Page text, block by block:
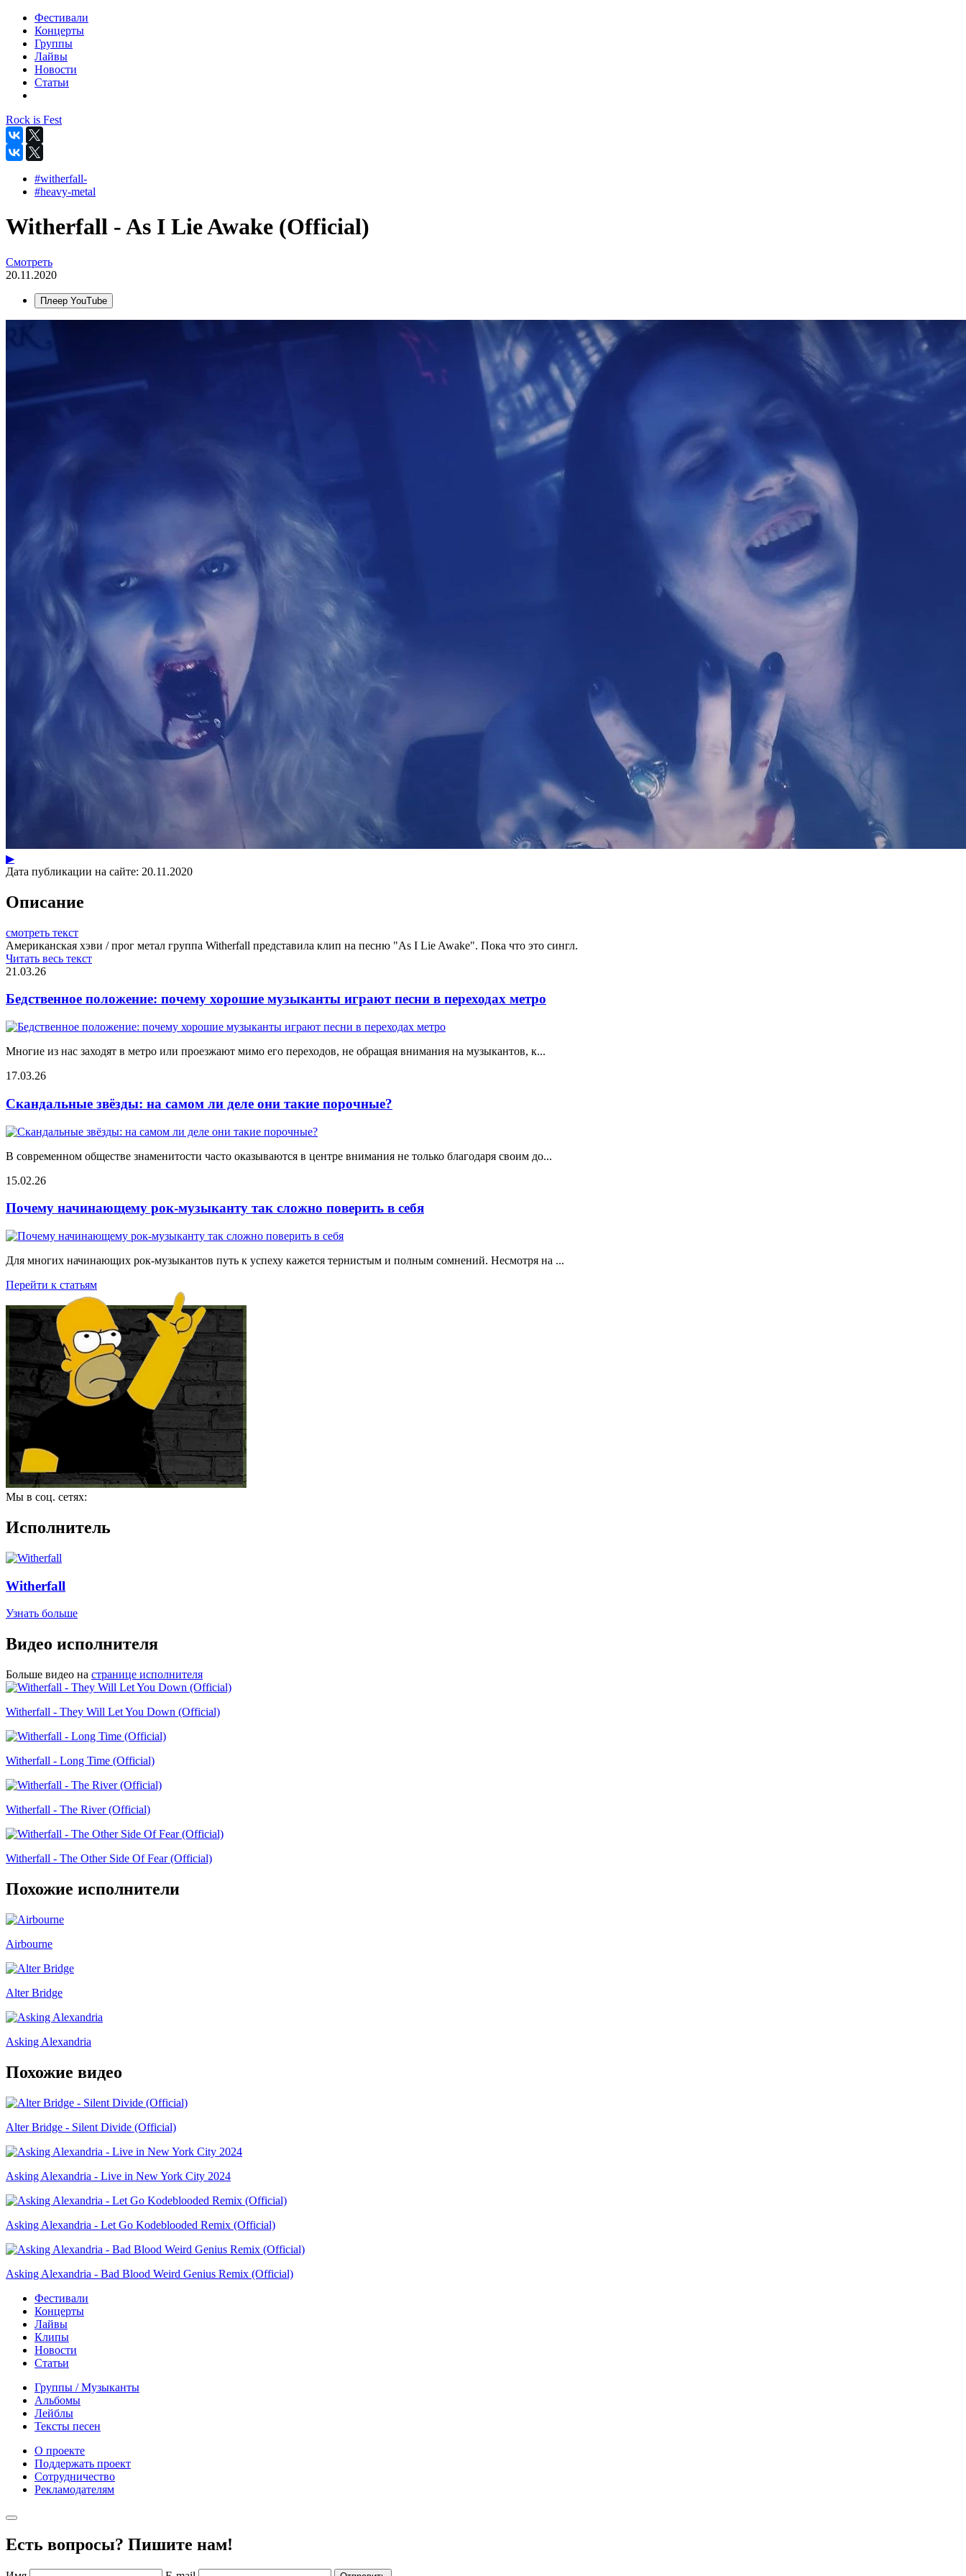
Фестивали
Концерты
Группы
Лайвы
Новости
Статьи
Rock is Fest
#witherfall-
#heavy-metal
Witherfall - As I Lie Awake (Official)
Смотреть
20.11.2020
Плеер YouTube
▶
Дата публикации на сайте: 20.11.2020
Описание
смотреть текст
Американская хэви / прог метал группа Witherfall представила клип на песню "As I Lie Awake". Пока что это сингл.
Читать весь текст
21.03.26
Бедственное положение: почему хорошие музыканты играют песни в переходах метро
Многие из нас заходят в метро или проезжают мимо его переходов, не обращая внимания на музыкантов, к...
17.03.26
Скандальные звёзды: на самом ли деле они такие порочные?
В современном обществе знаменитости часто оказываются в центре внимания не только благодаря своим до...
15.02.26
Почему начинающему рок-музыканту так сложно поверить в себя
Для многих начинающих рок-музыкантов путь к успеху кажется тернистым и полным сомнений. Несмотря на ...
Перейти к статьям
Мы в соц. сетях:
Исполнитель
Witherfall
Узнать больше
Видео исполнителя
Больше видео на странице исполнителя
Witherfall - They Will Let You Down (Official)
Witherfall - Long Time (Official)
Witherfall - The River (Official)
Witherfall - The Other Side Of Fear (Official)
Похожие исполнители
Airbourne
Alter Bridge
Asking Alexandria
Похожие видео
Alter Bridge - Silent Divide (Official)
Asking Alexandria - Live in New York City 2024
Asking Alexandria - Let Go Kodeblooded Remix (Official)
Asking Alexandria - Bad Blood Weird Genius Remix (Official)
Фестивали
Концерты
Лайвы
Клипы
Новости
Статьи
Группы / Музыканты
Альбомы
Лейблы
Тексты песен
О проекте
Поддержать проект
Сотрудничество
Рекламодателям
Есть вопросы? Пишите нам!